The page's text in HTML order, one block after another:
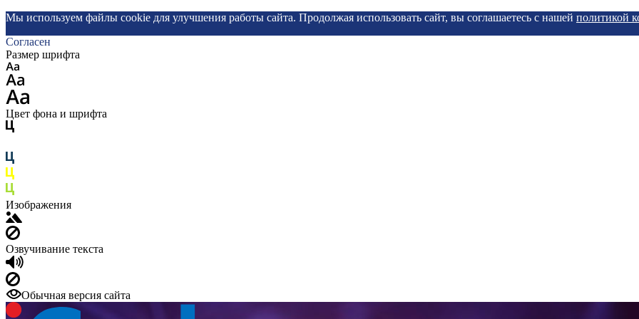
Мы используем файлы cookie для улучшения работы сайта. Продолжая использовать сайт, вы соглашаетесь с нашей политикой
Согласен
Размер шрифта
Цвет фона и шрифта
Изображения
Озвучивание текста
Обычная версия сайта